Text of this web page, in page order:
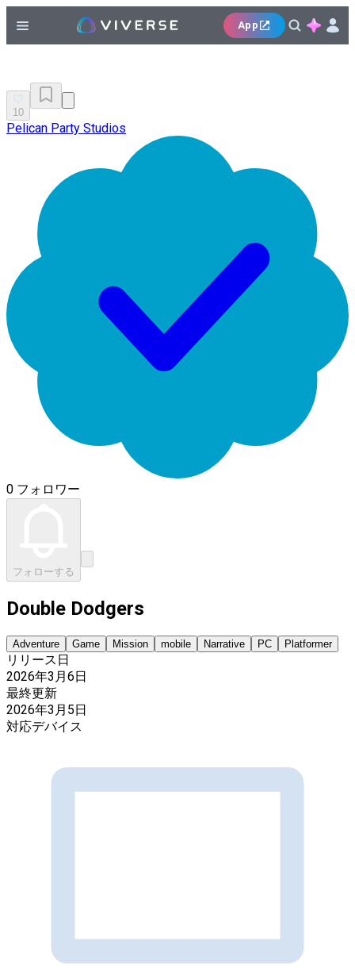
App
10
Pelican Party Studios
0 フォロワー
フォローする
Double Dodgers
Adventure Game Mission mobile Narrative PC Platformer
リリース日
2026年3月6日
最終更新
2026年3月5日
対応デバイス